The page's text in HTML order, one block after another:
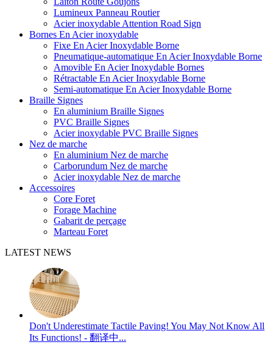
Lumineux Panneau Routier
Acier inoxydable Attention Road Sign
Bornes En Acier inoxydable
Fixe En Acier Inoxydable Borne
Pneumatique-automatique En Acier Inoxydable Borne
Amovible En Acier Inoxydable Bornes
Rétractable En Acier Inoxydable Borne
Semi-automatique En Acier Inoxydable Borne
Braille Signes
En aluminium Braille Signes
PVC Braille Signes
Acier inoxydable PVC Braille Signes
Nez de marche
En aluminium Nez de marche
Carborundum Nez de marche
Acier inoxydable Nez de marche
Accessoires
Core Foret
Forage Machine
Gabarit de perçage
Marteau Foret
LATEST NEWS
Don't Underestimate Tactile Paving! You May Not Know All
Its Functions! - 翻译中...